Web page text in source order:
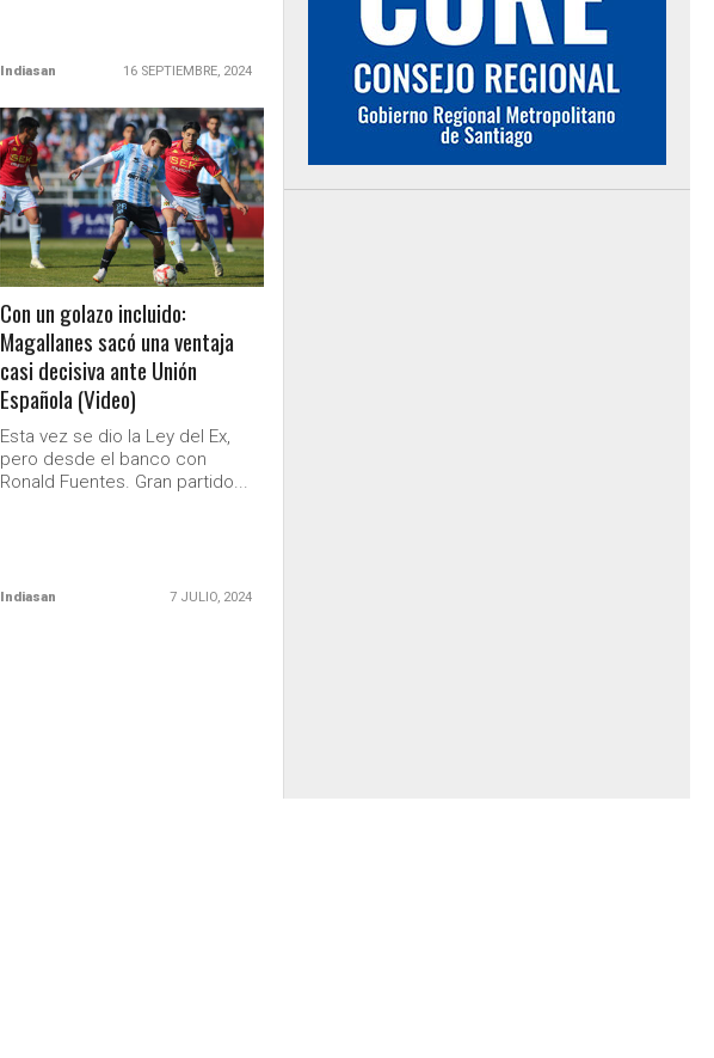
Indiasan 16 SEPTIEMBRE, 2024
LEER MÁS
Con un golazo incluido:
Magallanes sacó una ventaja
casi decisiva ante Unión
Española (Video)
Esta vez se dio la Ley del Ex,
pero desde el banco con
Ronald Fuentes. Gran partido...
Indiasan 7 JULIO, 2024